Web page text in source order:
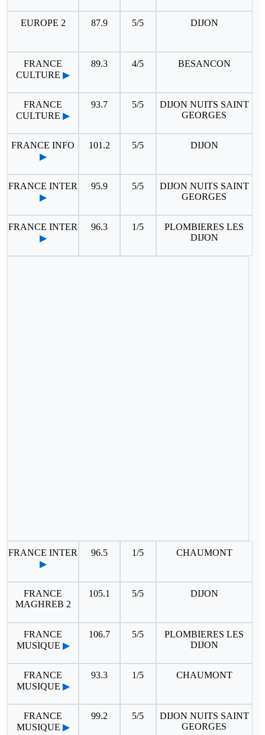
EUROPE 2 87.9 5/5 DIJON
FRANCE
CULTURE ▶
89.3 4/5 BESANCON
FRANCE
CULTURE ▶
93.7 5/5
DIJON NUITS SAINT
GEORGES
FRANCE INFO
▶
101.2 5/5 DIJON
FRANCE INTER
▶
95.9 5/5
DIJON NUITS SAINT
GEORGES
FRANCE INTER
▶
96.3 1/5
PLOMBIERES LES
DIJON
FRANCE INTER
▶
96.5 1/5 CHAUMONT
FRANCE
MAGHREB 2
105.1 5/5 DIJON
FRANCE
MUSIQUE ▶
106.7 5/5
PLOMBIERES LES
DIJON
FRANCE
MUSIQUE ▶
93.3 1/5 CHAUMONT
FRANCE
MUSIQUE ▶
99.2 5/5
DIJON NUITS SAINT
GEORGES